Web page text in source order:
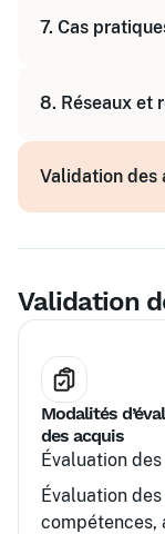
Accueil et
continue
7. Cas
8. Réseaux et
référents
Partage
Validation des
Validation
Modalités
des acquis
Évaluation
Évaluation
compétences,